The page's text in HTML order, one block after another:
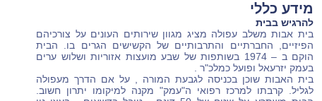
מידע כללי
להרגיש בבית
בית אבות משלב עפולה מציג מגוון שירותים העונים על צורכיהם
הפיזיים, החברתיים והתרבותיים של הקשישים הגרים בו. הבית
הוקם ב – 1974 בשותפות של שבע מועצות אזוריות ושלוש ערים
בעמק יזרעאל ופועל כמלכ"ר .
בית האבות שוכן בכניסה לגבעת המורה , על אם הדרך מעפולה
לגליל. קרבתו למרכז רפואי ה"עמק" מקנה למיקומו יתרון חשוב.